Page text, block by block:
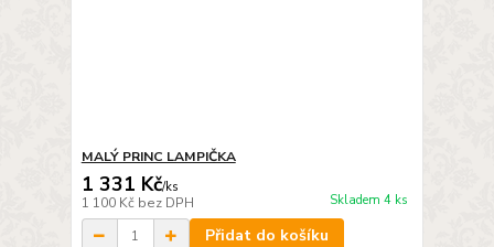
MALÝ PRINC LAMPIČKA
1 331 Kč/ks
1 100 Kč bez DPH Skladem 4 ks
Přidat do košíku